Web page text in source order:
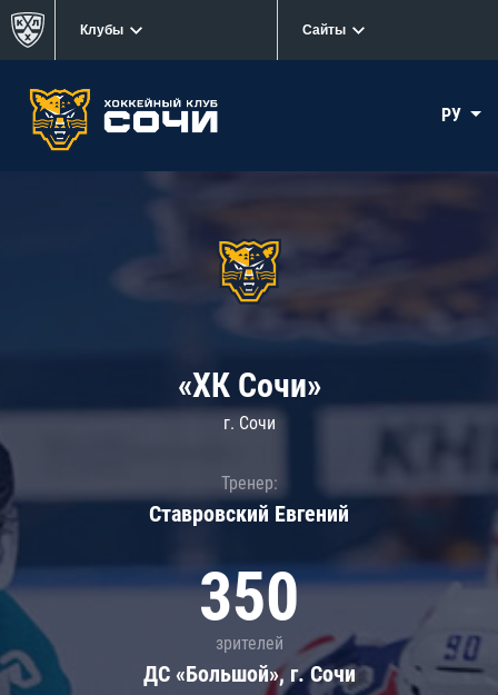
Клубы Сайты
РУ
«ХК Сочи»
г. Сочи
Тренер:
Ставровский Евгений
350
зрителей
ДС «Большой», г. Сочи